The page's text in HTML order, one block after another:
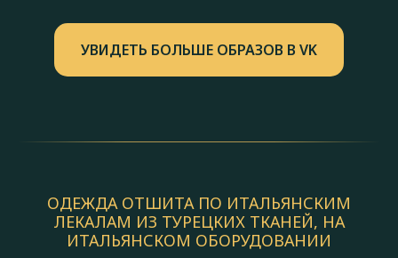
УВИДЕТЬ БОЛЬШЕ ОБРАЗОВ В VK
ОДЕЖДА ОТШИТА ПО ИТАЛЬЯНСКИМ
ЛЕКАЛАМ ИЗ ТУРЕЦКИХ ТКАНЕЙ, НА
ИТАЛЬЯНСКОМ ОБОРУДОВАНИИ